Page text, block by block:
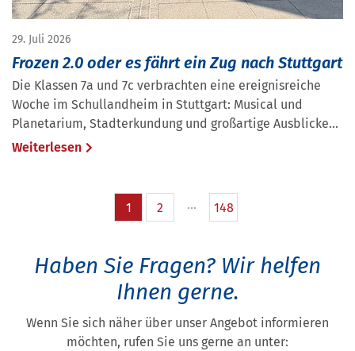
29. Juli 2026
Frozen 2.0 oder es fährt ein Zug nach Stuttgart
Die Klassen 7a und 7c verbrachten eine ereignisreiche
Woche im Schullandheim in Stuttgart: Musical und
Planetarium, Stadterkundung und großartige Ausblicke...
Weiterlesen
1 2 148
Haben Sie Fragen? Wir helfen
Ihnen gerne.
Wenn Sie sich näher über unser Angebot informieren
möchten, rufen Sie uns gerne an unter: